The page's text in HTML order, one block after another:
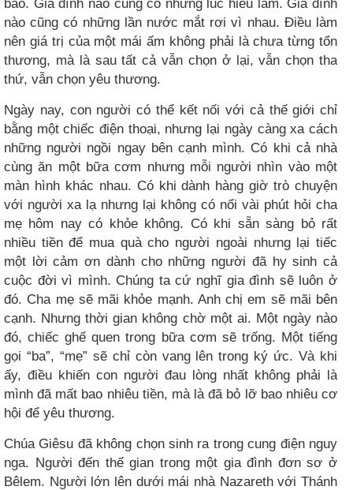
bão. Gia đình nào cũng có những lúc hiểu lầm. Gia đình
nào cũng có những lần nước mắt rơi vì nhau. Điều làm
nên giá trị của một mái ấm không phải là chưa từng tổn
thương, mà là sau tất cả vẫn chọn ở lại, vẫn chọn tha
thứ, vẫn chọn yêu thương.
Ngày nay, con người có thể kết nối với cả thế giới chỉ
bằng một chiếc điện thoại, nhưng lại ngày càng xa cách
những người ngồi ngay bên cạnh mình. Có khi cả nhà
cùng ăn một bữa cơm nhưng mỗi người nhìn vào một
màn hình khác nhau. Có khi dành hàng giờ trò chuyện
với người xa lạ nhưng lại không có nổi vài phút hỏi cha
mẹ hôm nay có khỏe không. Có khi sẵn sàng bỏ rất
nhiều tiền để mua quà cho người ngoài nhưng lại tiếc
một lời cảm ơn dành cho những người đã hy sinh cả
cuộc đời vì mình. Chúng ta cứ nghĩ gia đình sẽ luôn ở
đó. Cha mẹ sẽ mãi khỏe mạnh. Anh chị em sẽ mãi bên
cạnh. Nhưng thời gian không chờ một ai. Một ngày nào
đó, chiếc ghế quen trong bữa cơm sẽ trống. Một tiếng
gọi “ba”, “mẹ” sẽ chỉ còn vang lên trong ký ức. Và khi
ấy, điều khiến con người đau lòng nhất không phải là
mình đã mất bao nhiêu tiền, mà là đã bỏ lỡ bao nhiêu cơ
hội để yêu thương.
Chúa Giêsu đã không chọn sinh ra trong cung điện nguy
nga. Người đến thế gian trong một gia đình đơn sơ ở
Bêlem. Người lớn lên dưới mái nhà Nazareth với Thánh